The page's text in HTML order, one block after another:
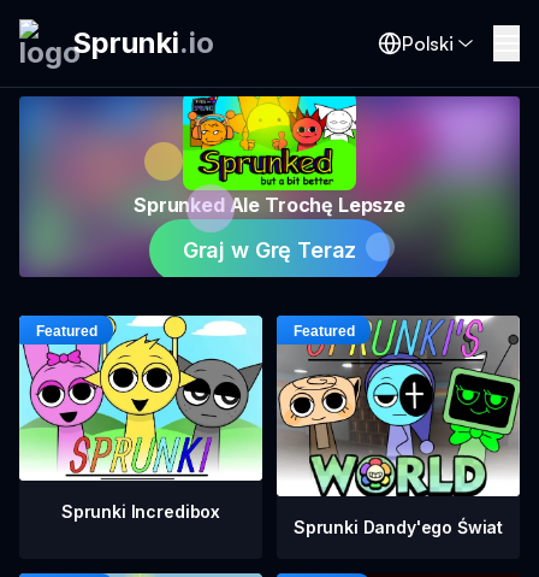
Sprunki.io Polski
Sprunked Ale Trochę Lepsze
Graj w Grę Teraz
Sprunki Incredibox
Sprunki Dandy'ego Świat